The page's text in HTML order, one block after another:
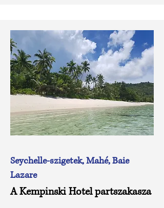
Seychelle-szigetek, Mahé, Baie
Lazare
A Kempinski Hotel partszakasza